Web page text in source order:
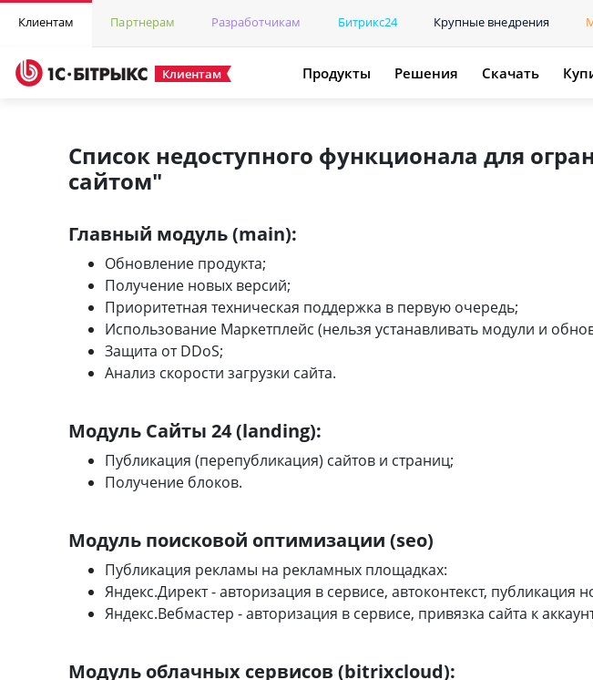
Клиентам Партнерам Разработчикам Битрикс24 Крупные внедрения
Клиентам Продукты Решения Скачать
Список недоступного функционала для
сайтом"
Главный модуль (main):
Обновление продукта;
Получение новых версий;
Приоритетная техническая поддержка в первую очередь;
Использование Маркетплейс (нельзя устанавливать модули и
Защита от DDoS;
Анализ скорости загрузки сайта.
Модуль Сайты 24 (landing):
Публикация (перепубликация) сайтов и страниц;
Получение блоков.
Модуль поисковой оптимизации (seo)
Публикация рекламы на рекламных площадках:
Яндекс.Директ - авторизация в сервисе, автоконтекст,
Яндекс.Вебмастер - авторизация в сервисе, привязка сайта к
Модуль облачных сервисов (bitrixcloud):